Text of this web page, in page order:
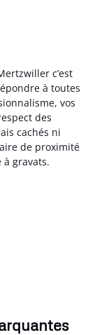
c’est
à toutes
vos
des
cachés ni
de proximité
gravats.